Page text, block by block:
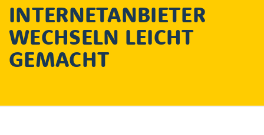
INTERNETANBIETER
WECHSELN LEICHT
GEMACHT